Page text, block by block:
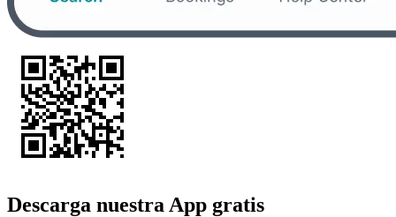
Descarga nuestra App gratis